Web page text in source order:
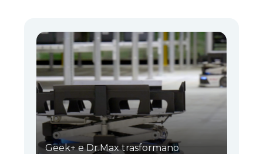
Geek+ e Dr.Max trasformano